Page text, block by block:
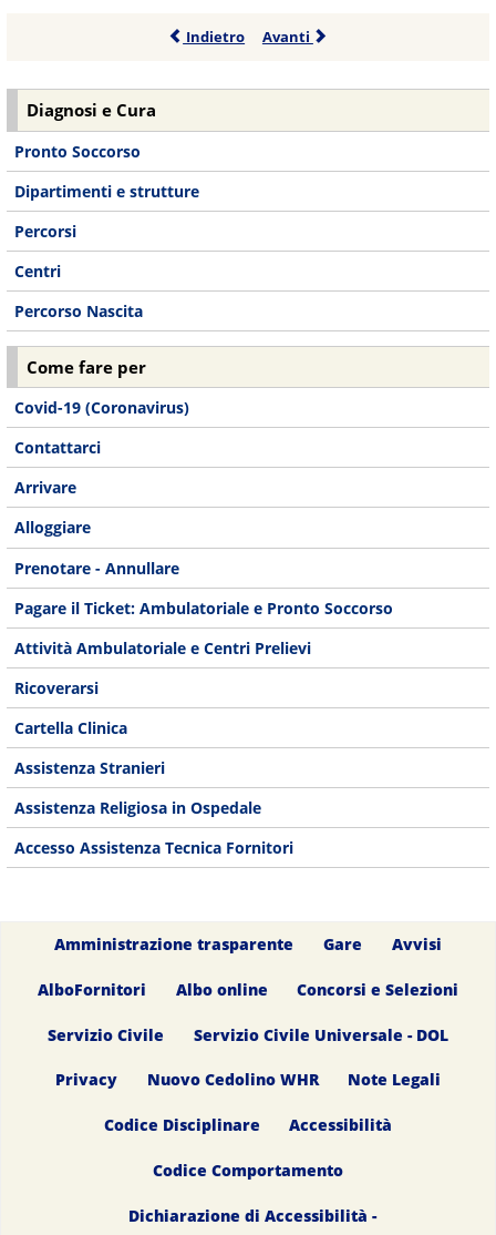
Indietro Avanti
Diagnosi e Cura
Pronto Soccorso
Dipartimenti e strutture
Percorsi
Centri
Percorso Nascita
Come fare per
Covid-19 (Coronavirus)
Contattarci
Arrivare
Alloggiare
Prenotare - Annullare
Pagare il Ticket: Ambulatoriale e Pronto Soccorso
Attività Ambulatoriale e Centri Prelievi
Ricoverarsi
Cartella Clinica
Assistenza Stranieri
Assistenza Religiosa in Ospedale
Accesso Assistenza Tecnica Fornitori
Amministrazione trasparente Gare Avvisi
AlboFornitori Albo online Concorsi e Selezioni
Servizio Civile Servizio Civile Universale - DOL
Privacy Nuovo Cedolino WHR Note Legali
Codice Disciplinare Accessibilità
Codice Comportamento
Dichiarazione di Accessibilità -